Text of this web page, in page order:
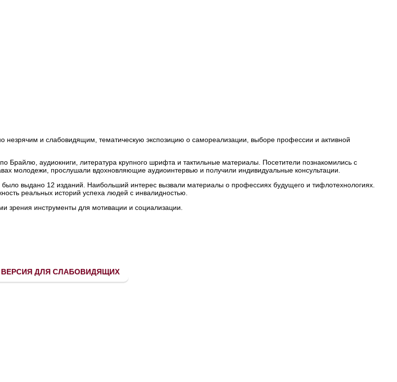
и слабовидящим, тематическую экспозицию о самореализации, выборе профессии и активной
Брайлю, аудиокниги, литература крупного шрифта и тактильные материалы. Посетители познакомились с
молодежи, прослушали вдохновляющие аудиоинтервью и получили индивидуальные консультации.
выдано 12 изданий. Наибольший интерес вызвали материалы о профессиях будущего и тифлотехнологиях.
реальных историй успеха людей с инвалидностью.
зрения инструменты для мотивации и социализации.
ВЕРСИЯ ДЛЯ СЛАБОВИДЯЩИХ